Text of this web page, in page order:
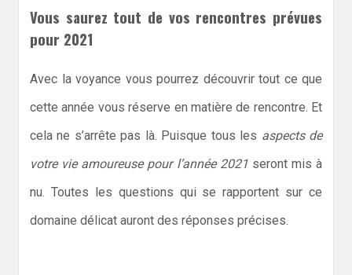
Vous saurez tout de vos rencontres prévues
pour 2021
Avec la voyance vous pourrez découvrir tout ce que
cette année vous réserve en matière de rencontre. Et
cela ne s’arrête pas là. Puisque tous les aspects de
votre vie amoureuse pour l’année 2021 seront mis à
nu. Toutes les questions qui se rapportent sur ce
domaine délicat auront des réponses précises.